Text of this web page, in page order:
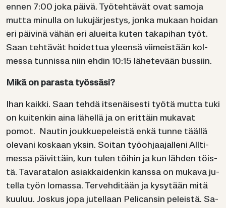
ennen 7:00 joka päivä. Työ­teh­tä­vät ovat sa­mo­ja
mutta mi­nul­la on lu­ku­jär­jes­tys, jonka mu­kaan hoi­dan
eri päi­vi­nä vähän eri aluei­ta kuten ta­ka­pi­han työt.
Saan teh­tä­vät hoi­det­tua yleen­sä vii­meis­tään kol­
mes­sa tun­nis­sa niin ehdin 10:15 lä­he­te­vään bus­siin.
Mikä on pa­ras­ta työs­sä­si?
Ihan kaik­ki. Saan tehdä it­se­näi­ses­ti työtä mutta tuki
on kui­ten­kin aina lä­hel­lä ja on erit­täin mu­ka­vat
pomot. Nau­tin jouk­kue­pe­leis­tä enkä tunne tääl­lä
ole­va­ni kos­kaan yksin. Soi­tan työ­oh­jaa­jal­le­ni All­ti­
mes­sa päi­vit­täin, kun tulen töi­hin ja kun läh­den töis­
tä. Ta­va­ra­ta­lon asiak­kai­den­kin kans­sa on mu­ka­va ju­
tel­la työn lo­mas­sa. Ter­veh­di­tään ja ky­sy­tään mitä
kuu­luu. Jos­kus jopa ju­tel­laan Pe­lican­sin pe­leis­tä. Sa­